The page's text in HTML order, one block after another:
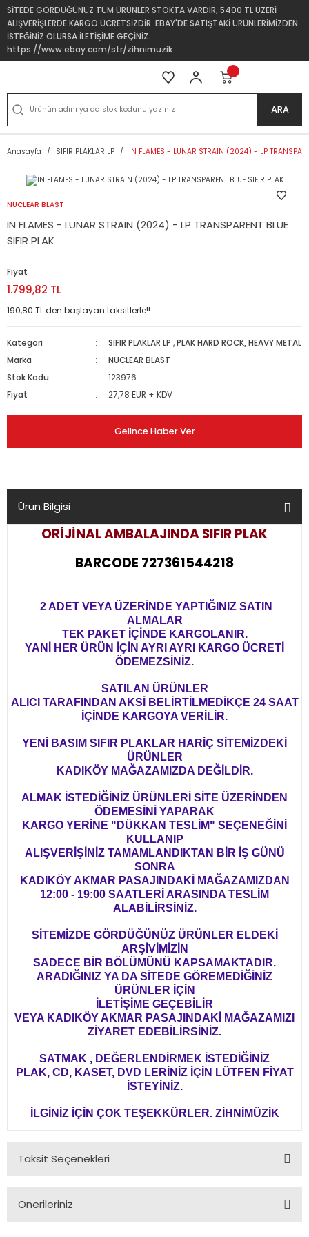
SİTEDE GÖRDÜĞÜNÜZ TÜM ÜRÜNLER STOKTA VARDIR, 5400 TL ÜZERİ
ALIŞVERİŞLERDE KARGO ÜCRETSİZDİR. EBAY'DE SATIŞTAKİ ÜRÜNLERİMİZDEN
İSTEĞİNİZ OLURSA İLETİŞİME GEÇİNİZ.
https://www.ebay.com/str/zihnimuzik
ARA
Anasayfa SIFIR PLAKLAR LP IN FLAMES - LUNAR STRAIN (2024) - LP
NUCLEAR BLAST
IN FLAMES - LUNAR STRAIN (2024) - LP TRANSPARENT BLUE
SIFIR PLAK
Fiyat
1.799,82 TL
190,80 TL den başlayan taksitlerle!!
Kategori SIFIR PLAKLAR LP ,PLAK HARD ROCK, HEAVY METAL
Marka
NUCLEAR BLAST
Stok Kodu
123976
Fiyat
27,78 EUR + KDV
Gelince Haber Ver
Ürün Bilgisi
ORİJİNAL AMBALAJINDASIFIR PLAK
BARCODE 727361544218
2 ADET VEYA ÜZERİNDE YAPTIĞINIZ SATIN
ALMALAR
TEK PAKET İÇİNDE KARGOLANIR.
YANİ HER ÜRÜN İÇİN AYRI AYRI KARGO ÜCRETİ
ÖDEMEZSİNİZ.
SATILAN ÜRÜNLER
ALICI TARAFINDAN AKSİ BELİRTİLMEDİKÇE 24 SAAT
İÇİNDE KARGOYA VERİLİR.
YENİ BASIM SIFIR PLAKLAR HARİÇ SİTEMİZDEKİ
ÜRÜNLER
KADIKÖY MAĞAZAMIZDA DEĞİLDİR.
ALMAK İSTEDİĞİNİZ ÜRÜNLERİ SİTE ÜZERİNDEN
ÖDEMESİNİ YAPARAK
KARGO YERİNE "DÜKKAN TESLİM" SEÇENEĞİNİ
KULLANIP
ALIŞVERİŞİNİZ TAMAMLANDIKTAN BİR İŞ GÜNÜ
SONRA
KADIKÖY AKMAR PASAJINDAKİ MAĞAZAMIZDAN
12:00 - 19:00 SAATLERİ ARASINDA TESLİM
ALABİLİRSİNİZ.
SİTEMİZDE GÖRDÜĞÜNÜZ ÜRÜNLER ELDEKİ
ARŞİVİMİZİN
SADECE BİR BÖLÜMÜNÜ KAPSAMAKTADIR.
ARADIĞINIZ YA DA SİTEDE GÖREMEDİĞİNİZ
ÜRÜNLER İÇİN
İLETİŞİME GEÇEBİLİR
VEYA KADIKÖY AKMAR PASAJINDAKİ MAĞAZAMIZI
ZİYARET EDEBİLİRSİNİZ.
SATMAK , DEĞERLENDİRMEK İSTEDİĞİNİZ
PLAK, CD, KASET, DVD LERİNİZ İÇİN LÜTFEN FİYAT
İSTEYİNİZ.
İLGİNİZ İÇİN ÇOK TEŞEKKÜRLER. ZİHNİMÜZİK
Taksit Seçenekleri
Önerileriniz